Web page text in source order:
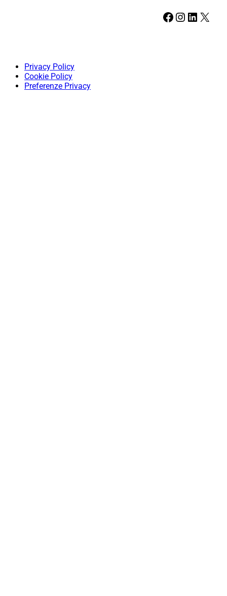
Facebook Instagram LinkedIn X
Privacy Policy
Cookie Policy
Preferenze Privacy